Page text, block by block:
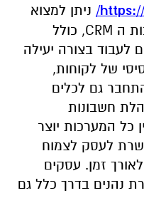
ניתן למצוא
ה
CRM, כולל
בצורה יעילה
של לקוחות,
גם לכלים
חשבונות
כל המערכות יוצר
לעסק לצמוח
זמן. עסקים
נהנים בדרך כלל גם